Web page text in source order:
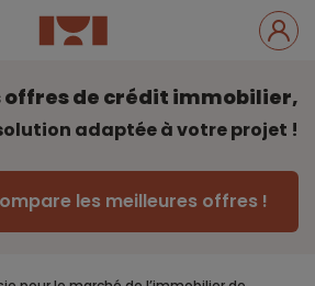
offres de crédit immobilier,
adaptée à votre projet !
les meilleures offres !